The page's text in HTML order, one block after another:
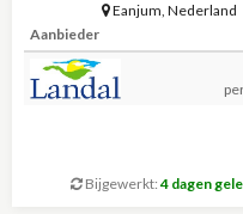
Eanjum, Nederland
Aanbieder
Bijgewerkt: 4 dagen